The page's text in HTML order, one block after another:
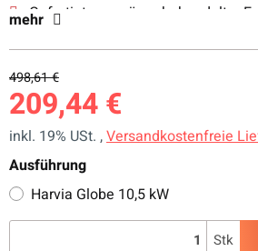
Gefertigt aus wärmebehandelter
Ofenbereich
Harmonische Holzoptik für ein
Gesamtbild
mehr
498,61 €
209,44 €
inkl. 19% USt. ,Versandkostenfreie
Ausführung
Harvia Globe 10,5 kW
Stk